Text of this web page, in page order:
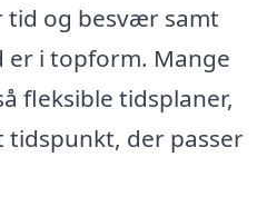
tid og besvær samt
er i topform. Mange
fleksible tidsplaner,
tidspunkt, der passer